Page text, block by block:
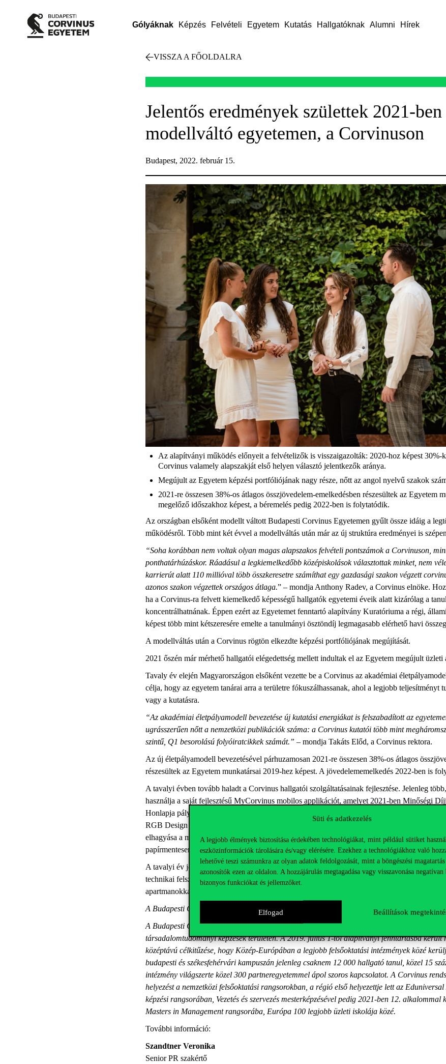
Süti és adatkezelés
A legjobb élmények biztosítása érdekében technológiákat, mint például sütiket
eszközinformációk tárolására és/vagy elérésére. Ezekhez a technológiákhoz való
lehetővé teszi számunkra az olyan adatok feldolgozását, mint a böngészési
azonosítók ezen az oldalon. A hozzájárulás megtagadása vagy visszavonása
bizonyos funkciókat és jellemzőket.
Elfogad Beállítások
Gólyáknak Képzés Felvételi Egyetem Kutatás Hallgatóknak Alumni Hírek
VISSZA A FŐOLDALRA
Jelentős eredmények születtek 2021-ben
modellváltó egyetemen, a Corvinuson
Budapest, 2022. február 15.
Az alapítványi működés előnyeit a felvételizők is visszaigazolták: 2020-hoz képest 30%-
Corvinus valamely alapszakját első helyen választó jelentkezők aránya.
Megújult az Egyetem képzési portfóliójának nagy része, nőtt az angol nyelvű szakok
2021-re összesen 38%-os átlagos összjövedelem-emelkedésben részesültek az Egyetem
megelőző időszakhoz képest, a béremelés pedig 2022-ben is folytatódik.
Az országban elsőként modellt váltott Budapesti Corvinus Egyetemen gyűlt össze idáig a
működésről. Több mint két évvel a modellváltás után már az új struktúra eredményei is
“Soha korábban nem voltak olyan magas alapszakos felvételi pontszámok a Corvinuson,
ponthatárhúzáskor. Ráadásul a legkiemelkedőbb középiskolások választottak minket, nem
karrierút alatt 110 millióval több összkeresetre számíthat egy gazdasági szakon végzett
azonos szakon végzettek országos átlaga.” – mondja Anthony Radev, a Corvinus elnöke.
ha a Corvinus-ra felvett kiemelkedő képességű hallgatók egyetemi éveik alatt kizárólag a
koncentrálhatnának. Éppen ezért az Egyetemet fenntartó alapítvány Kuratóriuma a régi,
képest több mint kétszeresére emelte a tanulmányi ösztöndíj legmagasabb elérhető havi
A modellváltás után a Corvinus rögtön elkezdte képzési portfóliójának megújítását.
2021 őszén már mérhető hallgatói elégedettség mellett indultak el az Egyetem megújult üzleti
Tavaly év elején Magyarországon elsőként vezette be a Corvinus az akadémiai
célja, hogy az egyetem tanárai arra a területre fókuszálhassanak, ahol a legjobb teljesítményt
vagy a kutatásra.
“Az akadémiai életpályamodell bevezetése új kutatási energiákat is felszabadított az
ugrásszerűen nőtt a nemzetközi publikációk száma: a Corvinus kutatói több mint
szintű, Q1 besorolású folyóiratcikkek számát.” – mondja Takáts Előd, a Corvinus rektora.
Az új életpályamodell bevezetésével párhuzamosan 2021-re összesen 38%-os átlagos
részesültek az Egyetem munkatársai 2019-hez képest. A jövedelememelkedés 2022-ben is
A tavalyi évben tovább haladt a Corvinus hallgatói szolgáltatásainak fejlesztése. Jelenleg
használja a saját fejlesztésű MyCorvinus mobilos applikációt, amelyet 2021-ben Minőségi
Honlapja pályázaton. Az Egyetem megújult arculata pedig elnyerte az ITM Magyar
RGB Design Award Red-díját is. Az átfogó digitalizációs törekvések és a korábbi
elhagyása a megújult Corvinus egész működését áthatja: jelenleg már az Egyetem belső
papírmentesen.
A tavalyi év jelentős eredménye volt a Ménesi Campus tervezése és felújítási munkálatainak
technikai felszereltségű, innovatív oktatási- és kutatóközpont jön majd létre, benne prémium
apartmanokkal, közösségi- és sportfunkciókkal. A felújítási munkálatok befejezése 2023
A Budapesti Corvinus Egyetemről
A Budapesti Corvinus Egyetem Magyarország vezető egyeteme az üzleti, menedzsment,
társadalomtudományi képzések területén. A 2019. július 1-től alapítványi fenntartásba került
középtávú célkitűzése, hogy Közép-Európában a legjobb felsőoktatási intézmények közé
budapesti és székesfehérvári kampuszán jelenleg csaknem 12 000 hallgató tanul, közel 15
intézmény világszerte közel 300 partneregyetemmel ápol szoros kapcsolatot. A Corvinus
helyezést a nemzetközi felsőoktatási rangsorokban, a régió első helyezettje lett az
képzési rangsorában, Vezetés és szervezés mesterképzésével pedig 2021-ben 12.
Masters in Management rangsorába, Európa 100 legjobb üzleti iskolája közé.
További információ:
Szandtner Veronika
Senior PR szakértő